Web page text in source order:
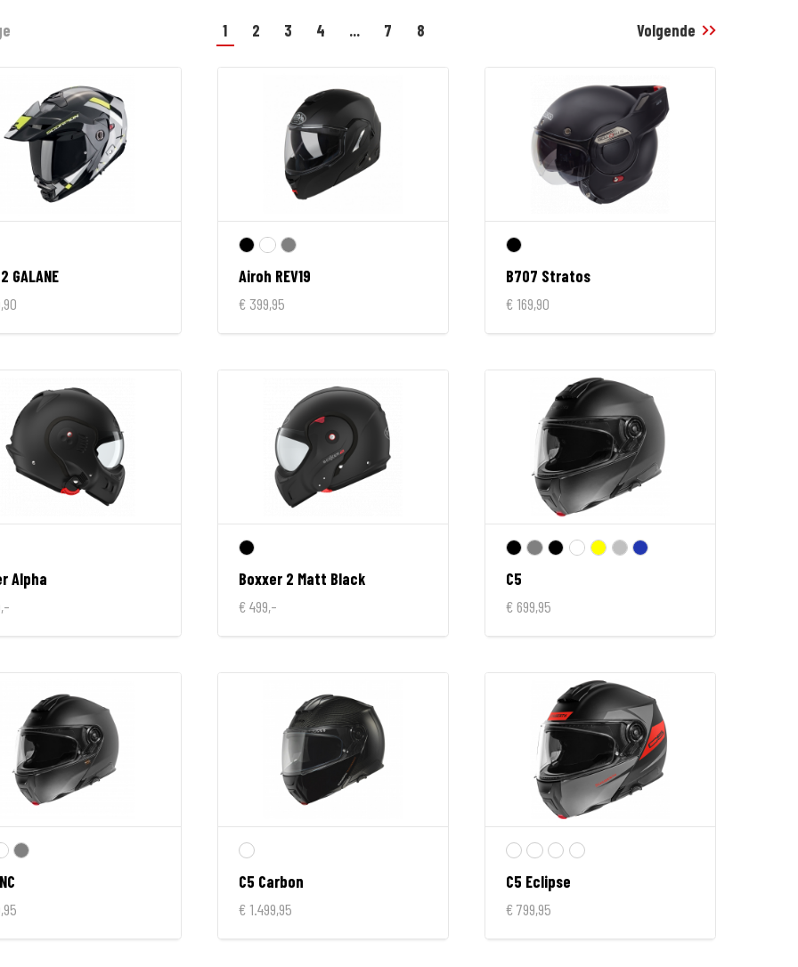
1 2 3 4 ... 7 8 Volgende
GALANE
Airoh REV19
€ 399,95
B707 Stratos
€ 169,90
Alpha
Boxxer 2 Matt Black
€ 499,-
C5
€ 699,95
C5 Carbon
€ 1.499,95
C5 Eclipse
€ 799,95